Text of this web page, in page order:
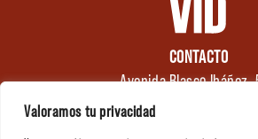
Valoramos tu privacidad
CONTACTO
Avenida Blasco Ibáñez,